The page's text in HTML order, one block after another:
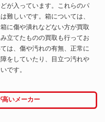
が入っています。これらのパ
難しいです。箱については、
に傷や潰れなどない方が買取
立てたものの買取も行ってお
は、傷や汚れの有無、正常に
をしていたり、目立つ汚れや
です。
高いメーカー